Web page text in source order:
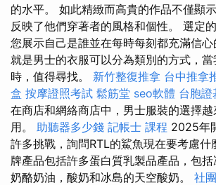
的水平。 如此精緻而高貴的作品不僅顯
反映了他們穿著者的風格和個性。 選定
您展示自己是誰並在每時每刻都充滿信
就是男士的衣服可以分為類別的方式，
時，值得尋找。 新竹整復推拿 台中推拿
盒 按摩證照考試 鬆筋堂 seo軟體 台胞證
在商店和網絡商店中，男士服裝的選擇
用。 助聽器多少錢 記帳士 課程 2025年
許多挑戰，詢問RTL的鯊魚現在要考慮
牌產品包括許多蛋白質乳製品產品，包括
奶酪奶油，酸奶和冰島的天空酸奶。 社